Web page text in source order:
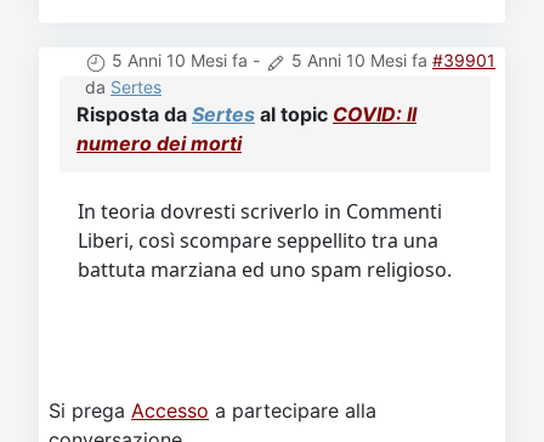
5 Anni 10 Mesi fa - 5 Anni 10 Mesi fa #39901
da Sertes
Risposta da Sertes al topic COVID: Il
numero dei morti
In teoria dovresti scriverlo in Commenti
Liberi, così scompare seppellito tra una
battuta marziana ed uno spam religioso.
Si prega Accesso a partecipare alla